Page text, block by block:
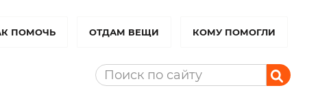
ПОМОЧЬ ОТДАМ ВЕЩИ КОМУ ПОМОГЛИ